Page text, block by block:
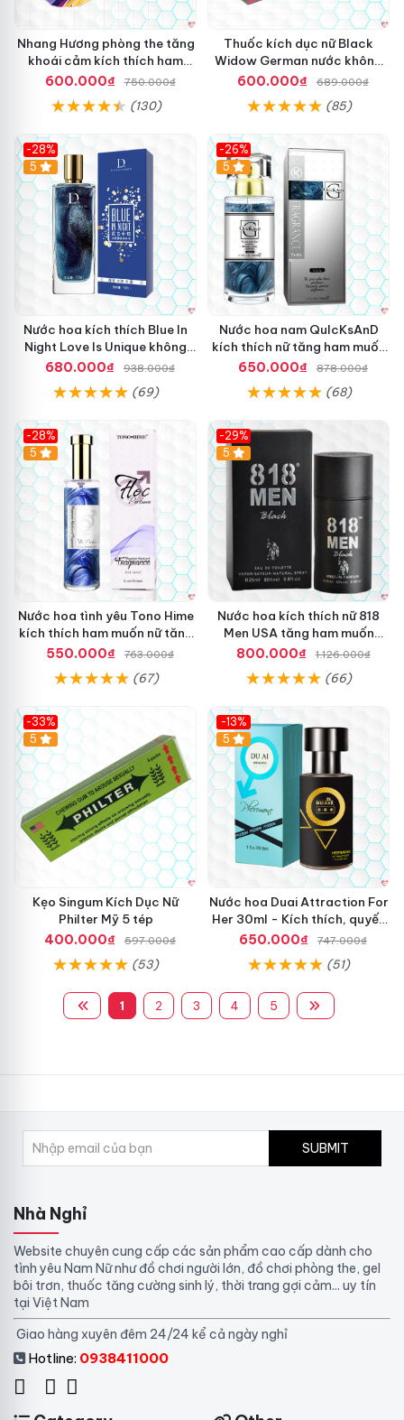
Nhang Hương phòng the tăng
khoái cảm kích thích ham
muốn an toàn
600.000₫ 750.000₫
(130)
Thuốc kích dục nữ Black
Widow German nước không
mùi hiệu quả giá tốt
600.000₫ 689.000₫
(85)
-28%
5
Nước hoa kích thích Blue In
Night Love Is Unique không
mùi cao cấp 50ml
680.000₫ 938.000₫
(69)
-26%
5
Nước hoa nam QuIcKsAnD
kích thích nữ tăng ham muốn
đỉnh cao
650.000₫ 878.000₫
(68)
-28%
5
Nước hoa tình yêu Tono Hime
kích thích ham muốn nữ tăng
hấp dẫn
550.000₫ 763.000₫
(67)
-29%
5
Nước hoa kích thích nữ 818
Men USA tăng ham muốn
mạnh gợi cảm
800.000₫ 1.126.000₫
(66)
-33%
5
Kẹo Singum Kích Dục Nữ
Philter Mỹ 5 tép
400.000₫
597.000₫
(53)
-13%
Hot
5
Nước hoa Duai Attraction For
Her 30ml - Kích thích, quyến
rũ bạn gái
650.000₫ 747.000₫
(51)
1 2 3 4 5
SUBMIT
Nhà Nghỉ
Website chuyên cung cấp các sản phẩm cao cấp dành cho
tình yêu Nam Nữ như đồ chơi người lớn, đồ chơi phòng the, gel
bôi trơn, thuốc tăng cường sinh lý, thời trang gợi cảm... uy tín
tại Việt Nam
Giao hàng xuyên đêm 24/24 kể cả ngày nghỉ
Hotline: 0938411000